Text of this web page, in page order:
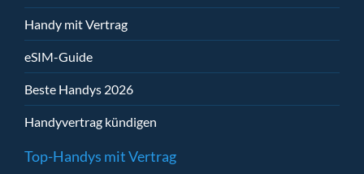
Handy mit Vertrag
eSIM-Guide
Beste Handys 2026
Handyvertrag kündigen
Top-Handys mit Vertrag